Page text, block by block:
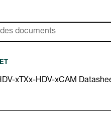
xTXx-HDV-xCAM